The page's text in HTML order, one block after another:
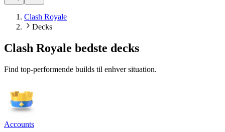
Clash Royale
Decks
Clash Royale bedste decks
Find top-performende builds til enhver situation.
Accounts